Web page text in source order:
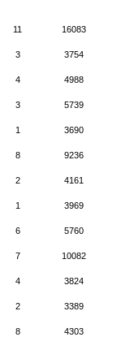
11 16083
3 3754
4 4988
3 5739
1 3690
8 9236
2 4161
1 3969
6 5760
7 10082
4 3824
2 3389
8 4303